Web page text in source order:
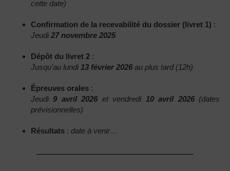
cette date)
Confirmation de la recevabilité du dossier (livret 1) :
Jeudi27 novembre 2025
Dépôt du livret 2 :
Jusqu’au lundi13 février 2026 au plus tard (12h)
Épreuves orales :
Jeudi 9 avril 2026 et vendredi10 avril 2026(dates
prévisionnelles)
Résultats : date à venir…